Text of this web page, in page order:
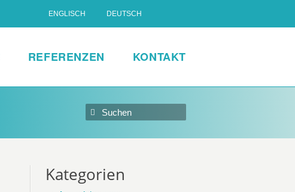
ENGLISCH DEUTSCH
REFERENZEN KONTAKT
Kategorien